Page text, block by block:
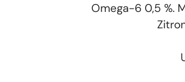
Omega-6 0,5 %.